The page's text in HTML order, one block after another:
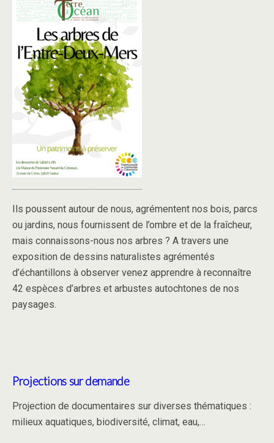
Ils poussent autour de nous, agrémentent nos bois, parcs
ou jardins, nous fournissent de l’ombre et de la fraîcheur,
mais connaissons-nous nos arbres ? A travers une
exposition de dessins naturalistes agrémentés
d’échantillons à observer venez apprendre à reconnaître
42 espèces d’arbres et arbustes autochtones de nos
paysages.
Projections sur demande
Projection de documentaires sur diverses thématiques :
milieux aquatiques, biodiversité, climat, eau,…